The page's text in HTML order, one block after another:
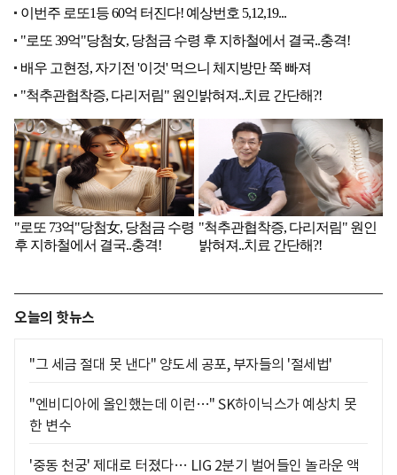
오늘의 핫뉴스
"그 세금 절대 못 낸다" 양도세 공포, 부자들의 '절세법'
"엔비디아에 올인했는데 이런…" SK하이닉스가 예상치 못
한 변수
'중동 천궁' 제대로 터졌다… LIG 2분기 벌어들인 놀라운 액